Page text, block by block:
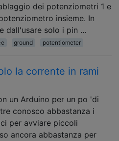
dei potenziometri 1 e
insieme. In
dall'usare solo i pin …
ground potentiometer
la corrente in rami
un Arduino per un po 'di
conosco abbastanza i
per avviare piccoli
ancora abbastanza per